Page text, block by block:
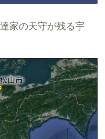
家の天守が残る宇